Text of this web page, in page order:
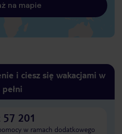
na mapie
i ciesz się wakacjami w
pełni
57 201
w ramach dodatkowego